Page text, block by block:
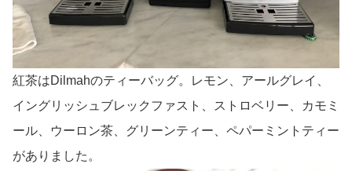
紅茶はDilmahのティーバッグ。レモン、アールグレイ、
イングリッシュブレックファスト、ストロベリー、カモミ
ール、ウーロン茶、グリーンティー、ペパーミントティー
がありました。